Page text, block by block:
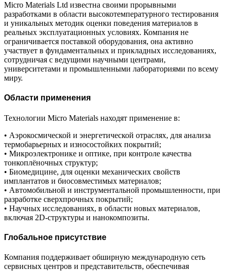
Micro Materials Ltd известна своими прорывными
разработками в области высокотемпературного тестирования
и уникальных методик оценки поведения материалов в
реальных эксплуатационных условиях. Компания не
ограничивается поставкой оборудования, она активно
участвует в фундаментальных и прикладных исследованиях,
сотрудничая с ведущими научными центрами,
университетами и промышленными лабораториями по всему
миру.
Области применения
Технологии Micro Materials находят применение в:
• Аэрокосмической и энергетической отраслях, для анализа
термобарьерных и износостойких покрытий;
• Микроэлектронике и оптике, при контроле качества
тонкоплёночных структур;
• Биомедицине, для оценки механических свойств
имплантатов и биосовместимых материалов;
• Автомобильной и инструментальной промышленности, при
разработке сверхпрочных покрытий;
• Научных исследованиях, в области новых материалов,
включая 2D-структуры и нанокомпозиты.
Глобальное присутствие
Компания поддерживает обширную международную сеть
сервисных центров и представительств, обеспечивая